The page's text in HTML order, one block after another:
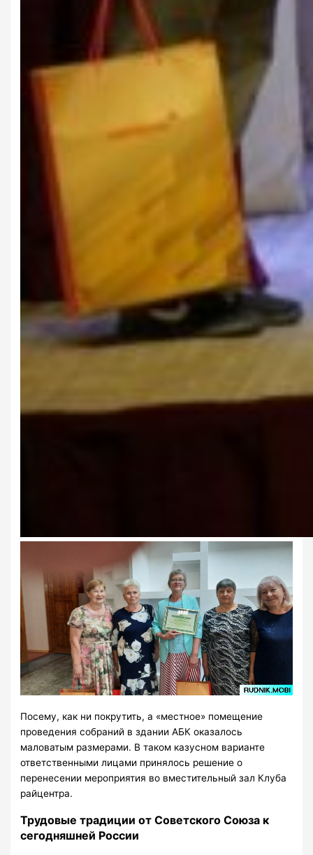
Посему, как ни покрутить, а «местное» помещение
проведения собраний в здании АБК оказалось
маловатым размерами. В таком казусном варианте
ответственными лицами принялось решение о
перенесении мероприятия во вместительный зал Клуба
райцентра.
Трудовые традиции от Советского Союза к
сегодняшней России